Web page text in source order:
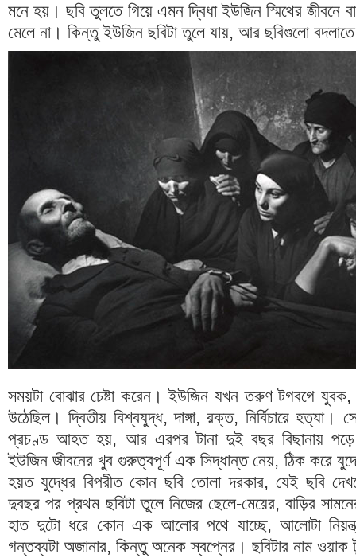
মনে হয়। ছবি তুলতে গিয়ে এমন দ্বিধা ইউজিন স্মিথের জীবনে
মেলে না। কিন্তু ইউজিন ছবিটা তুলে যায়, আর ছবিগুলো
সময়টা বোঝার চেষ্টা করেন। ইউজিন যখন তরুণ টগবগে
উঠেছিল। দ্বিতীয় বিশ্বযুদ্ধ, দাঙ্গা, রক্ত, নির্বিচারে হত্যা।
প্রচণ্ড আহত হয়, আর এরপর টানা দুই বছর বিছানায় পড়ে
ইউজিন জীবনের খুব গুরুত্বপূর্ণ এক সিদ্ধান্ত নেয়, ঠিক করে
হয়ত যুদ্ধের বিপরীত কোন ছবি তোলা দরকার, যেই ছবি
দুবছর পর প্রথম ছবিটা তুলে নিজের ছেলে-মেয়ের, বাড়ির
হাত দুটো ধরে কোন এক আলোর পথে যাচ্ছে, আলোটা
গন্তব্যটা অজানার, কিন্তু অনেক স্বপ্নের। ছবিটার নাম ওয়াক